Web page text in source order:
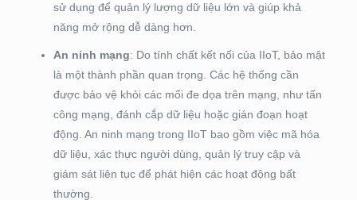
sử dụng để quản lý lượng dữ liệu lớn và giúp khả
năng mở rộng dễ dàng hơn.
An ninh mạng: Do tính chất kết nối của IIoT, bảo mật
là một thành phần quan trọng. Các hệ thống cần
được bảo vệ khỏi các mối đe dọa trên mạng, như tấn
công mạng, đánh cắp dữ liệu hoặc gián đoạn hoạt
động. An ninh mạng trong IIoT bao gồm việc mã hóa
dữ liệu, xác thực người dùng, quản lý truy cập và
giám sát liên tục để phát hiện các hoạt động bất
thường.